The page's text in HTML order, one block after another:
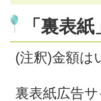
「裏表
(注釈)金額は
裏表紙広告